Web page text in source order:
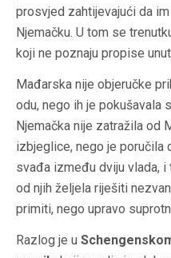
prosvjed zahtijevajući da
Njemačku. U tom se
koji ne poznaju propise
Mađarska nije objeručke
odu, nego ih je pokušavala
Njemačka nije zatražila od
izbjeglice, nego je poručila
svađa između dviju vlada,
od njih željela riješiti
primiti, nego upravo
Razlog je u